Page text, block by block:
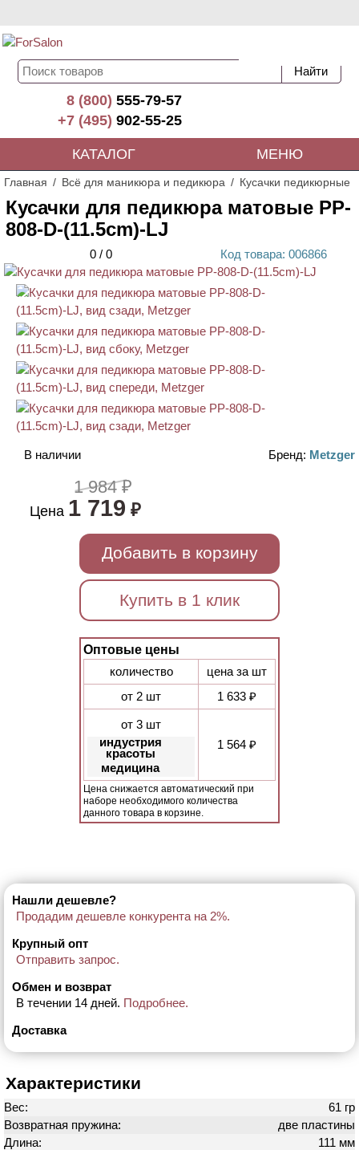
8 (800)555-79-57
+7 (495)902-55-25
КАТАЛОГ МЕНЮ
Главная Всё для маникюра и педикюра Кусачки педикюрные
Кусачки для педикюра матовые PP-
808-D-(11.5cm)-LJ
0 / 0 Код товара: 006866
АКЦИЯ
В наличии Бренд: Metzger
1 984 ₽
Цена 1 719 ₽
Добавить в корзину
Купить в 1 клик
Оптовые цены
количество
цена за шт
от 2 шт
1 633 ₽
от 3 шт
индустрия
красоты
медицина
1 564 ₽
Цена снижается автоматический при
наборе необходимого количества
данного товара в корзине.
Нашли дешевле?
Продадим дешевле конкурента на 2%.
Крупный опт
Отправить запрос.
Обмен и возврат
В течении 14 дней. Подробнее.
Доставка
Характеристики
Вес:
61 гр
Возвратная пружина:
две пластины
Длина:
111 мм